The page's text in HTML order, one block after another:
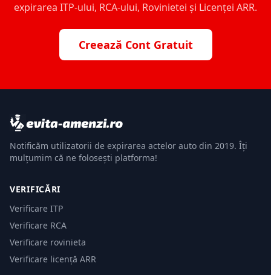
expirarea ITP-ului, RCA-ului, Rovinietei și Licenței ARR.
Creează Cont Gratuit
Notificăm utilizatorii de expirarea actelor auto din 2019. Îți
mulțumim că ne folosești platforma!
VERIFICĂRI
Verificare ITP
Verificare RCA
Verificare rovinieta
Verificare licență ARR